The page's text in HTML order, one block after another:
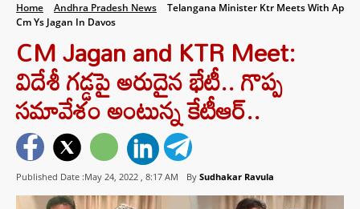
Home Andhra Pradesh News
Telangana Minister Ktr Meets With Ap
Cm Ys Jagan In Davos
CM Jagan and KTR Meet:
విదేశీ గడ్డపై అరుదైన భేటీ.. గొప్ప
సమావేశం అంటున్న కేటీఆర్..
Published Date :May 24, 2022 , 8:17 AM By Sudhakar Ravula